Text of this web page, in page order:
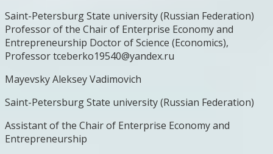
Saint-Petersburg State university (Russian Federation)
Professor of the Chair of Enterprise Economy and
Entrepreneurship Doctor of Science (Economics),
Professor tceberko19540@yandex.ru
Mayevsky Aleksey Vadimovich
Saint-Petersburg State university (Russian Federation)
Assistant of the Chair of Enterprise Economy and
Entrepreneurship